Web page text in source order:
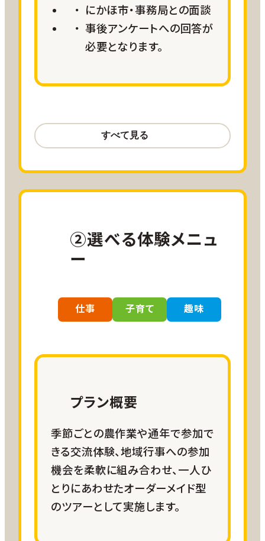
にかほ市・事務局との面談
事後アンケートへの回答が
必要となります。
航空サポート
羽田＝秋田線 往復15,000ANA
羽田＝大館能代線 往復
15,000ANA SKYコイン
ただきます
（プログラム内容に応じて変動）
現地移動
お客様ご自身で手配
食事
お客様ご自身で手配
②選べる体験メニュ
ー
仕事 子育て 趣味
プラン概要
季節ごとの農作業や通年で参加で
きる交流体験、地域行事への参加
機会を柔軟に組み合わせ、一人ひ
とりにあわせたオーダーメイド型
のツアーとして実施します。